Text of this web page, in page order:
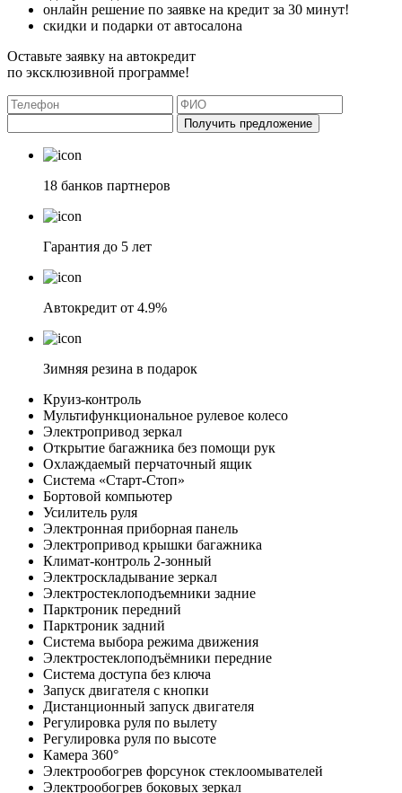
онлайн решение по заявке на кредит за 30 минут!
скидки и подарки от автосалона
Оставьте заявку на автокредит
по эксклюзивной программе!
Получить предложение
18 банков партнеров
Гарантия до 5 лет
Автокредит от 4.9%
Зимняя резина в подарок
Круиз-контроль
Мультифункциональное рулевое колесо
Электропривод зеркал
Открытие багажника без помощи рук
Охлаждаемый перчаточный ящик
Система «Старт-Стоп»
Бортовой компьютер
Усилитель руля
Электронная приборная панель
Электропривод крышки багажника
Климат-контроль 2-зонный
Электроскладывание зеркал
Электростеклоподъемники задние
Парктроник передний
Парктроник задний
Система выбора режима движения
Электростеклоподъёмники передние
Система доступа без ключа
Запуск двигателя с кнопки
Дистанционный запуск двигателя
Регулировка руля по вылету
Регулировка руля по высоте
Камера 360°
Электрообогрев форсунок стеклоомывателей
Электрообогрев боковых зеркал